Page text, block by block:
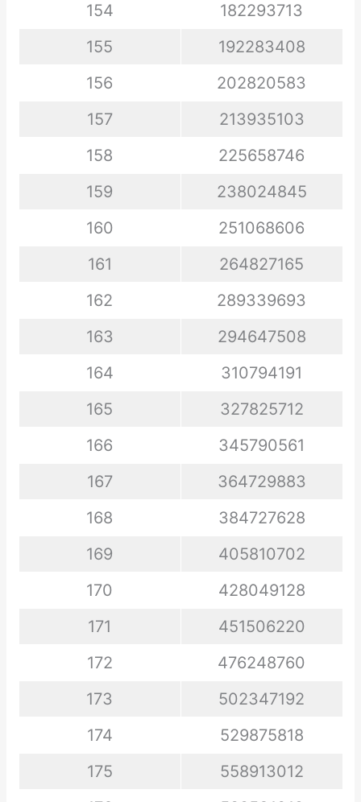
154
182293713
155
192283408
156
202820583
157
213935103
158
225658746
159
238024845
160
251068606
161
264827165
162
289339693
163
294647508
164
310794191
165
327825712
166
345790561
167
364729883
168
384727628
169
405810702
170
428049128
171
451506220
172
476248760
173
502347192
174
529875818
175
558913012